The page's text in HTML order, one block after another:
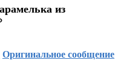
из
Оригинальное сообщение